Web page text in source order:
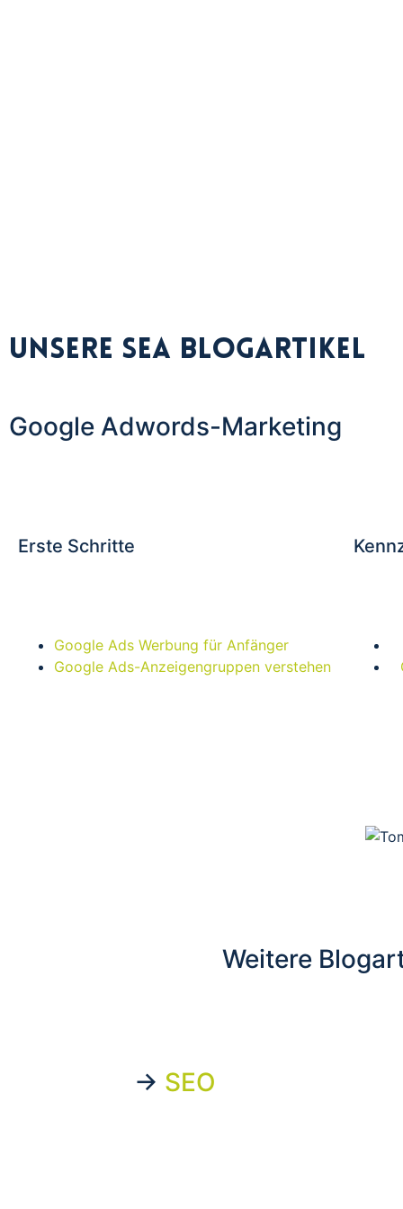
Unsere SEA Blogartikel
Google Adwords-Marketing
Erste Schritte
Google Ads Werbung für Anfänger
Google Ads-Anzeigengruppen verstehen
Weitere
→ SEO